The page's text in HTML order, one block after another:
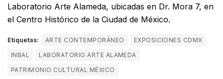
Laboratorio Arte Alameda, ubicadas en Dr. Mora 7, en
el Centro Histórico de la Ciudad de México.
Etiquetas: ARTE CONTEMPORÁNEO
EXPOSICIONES CDMX
INBAL
LABORATORIO ARTE ALAMEDA
PATRIMONIO CULTURAL MÉXICO